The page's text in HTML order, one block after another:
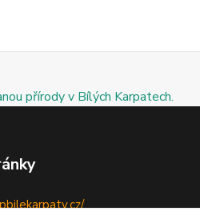
přírody v Bílých Karpatech.